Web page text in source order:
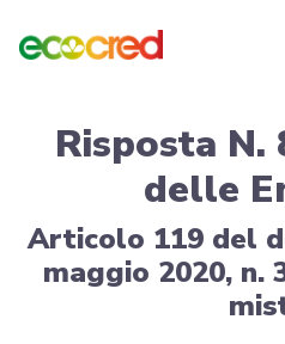
Risposta N.
delle
Articolo 119 del
maggio 2020, n.